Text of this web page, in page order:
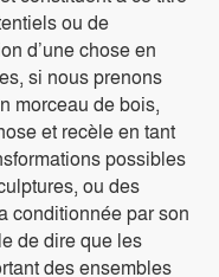
ou de
d’une chose en
si nous prenons
morceau de bois,
et recèle en tant
possibles
ou des
conditionnée par son
de dire que les
des ensembles